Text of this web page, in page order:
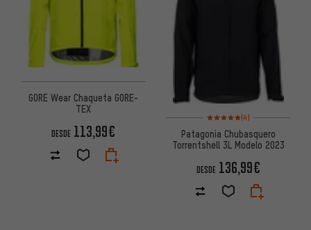
GORE Wear Chaqueta GORE-
TEX
DESDE 113,99€
Valoración media: 5 de 5
(4)
Patagonia Chubasquero
Torrentshell 3L Modelo 2023
DESDE 136,99€